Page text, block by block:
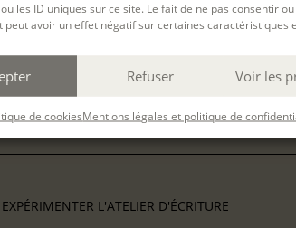
les ID uniques sur ce site. Le fait de ne pas consentir
peut avoir un effet négatif sur certaines caractéristiques
Refuser Voir les
de cookiesMentions légales et politique de
EXPÉRIMENTER L'ATELIER D'ÉCRITURE
08 sept 2026
EXPÉRIMENTER L'ATELIER D'ÉCRITURE